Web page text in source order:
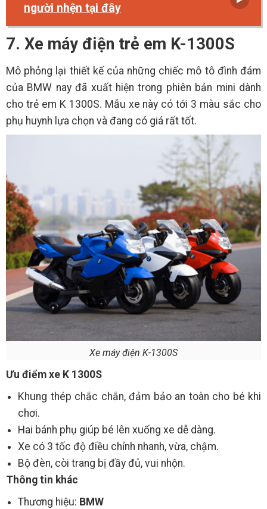
người nhện tại đây
7. Xe máy điện trẻ em K-1300S
Mô phỏng lại thiết kế của những chiếc mô tô đình đám
của BMW nay đã xuất hiện trong phiên bản mini dành
cho trẻ em K 1300S. Mẫu xe này có tới 3 màu sắc cho
phụ huynh lựa chọn và đang có giá rất tốt.
Xe máy điện K-1300S
Ưu điểm xe K 1300S
Khung thép chắc chắn, đảm bảo an toàn cho bé khi
chơi.
Hai bánh phụ giúp bé lên xuống xe dễ dàng.
Xe có 3 tốc độ điều chỉnh nhanh, vừa, chậm.
Bộ đèn, còi trang bị đầy đủ, vui nhộn.
Thông tin khác
Thương hiệu: BMW